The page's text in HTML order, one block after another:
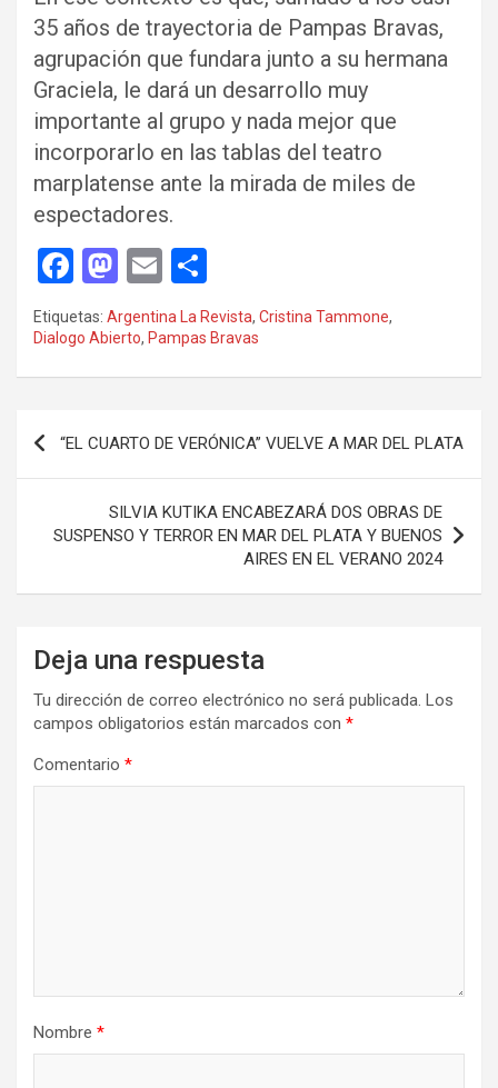
35 años de trayectoria de Pampas Bravas,
agrupación que fundara junto a su hermana
Graciela, le dará un desarrollo muy
importante al grupo y nada mejor que
incorporarlo en las tablas del teatro
marplatense ante la mirada de miles de
espectadores.
F
a
ce
b
o
k
M
st
o
o
n
E
m
ail
o
m
p
tir
Etiquetas: Argentina La Revista, Cristina Tammone,
Dialogo Abierto, Pampas Bravas
Navegación
de
entradas
“EL CUARTO DE VERÓNICA” VUELVE A MAR DEL PLATA
SILVIA KUTIKA ENCABEZARÁ DOS OBRAS DE
SUSPENSO Y TERROR EN MAR DEL PLATA Y BUENOS
AIRES EN EL VERANO 2024
Deja una respuesta
Tu dirección de correo electrónico no será publicada. Los
campos obligatorios están marcados con *
Comentario *
Nombre *